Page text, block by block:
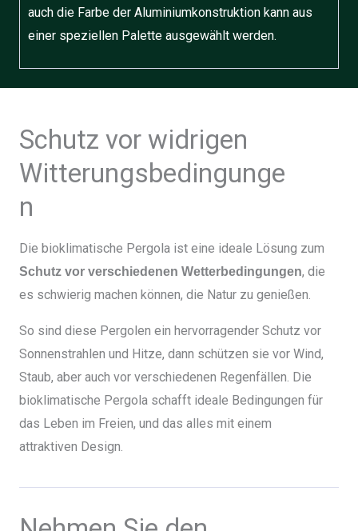
auch die Farbe der Aluminiumkonstruktion kann aus
einer speziellen Palette ausgewählt werden.
Schutz vor widrigen
Witterungsbedingunge
n
Die bioklimatische Pergola ist eine ideale Lösung zum
Schutz vor verschiedenen Wetterbedingungen, die
es schwierig machen können, die Natur zu genießen.
So sind diese Pergolen ein hervorragender Schutz vor
Sonnenstrahlen und Hitze, dann schützen sie vor Wind,
Staub, aber auch vor verschiedenen Regenfällen. Die
bioklimatische Pergola schafft ideale Bedingungen für
das Leben im Freien, und das alles mit einem
attraktiven Design.